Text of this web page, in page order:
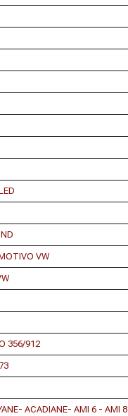
VW
356/912
ACADIANE- AMI 6 - AMI 8